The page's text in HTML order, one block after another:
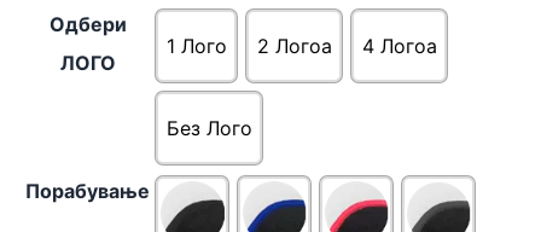
Одбери
ЛОГО
1 Лого 2 Логоa 4 Логоa
Без Лого
Порабување